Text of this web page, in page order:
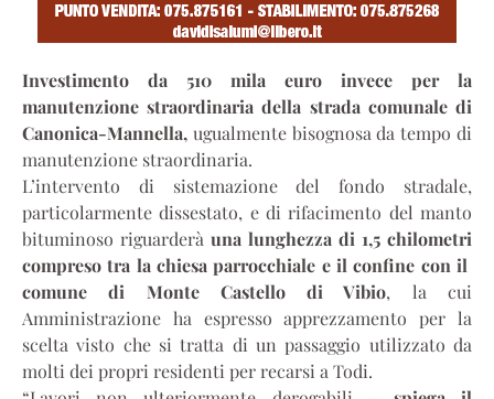
Investimento da 510 mila euro invece per la
manutenzione straordinaria della strada comunale di
Canonica-Mannella, ugualmente bisognosa da tempo di
manutenzione straordinaria.
L’intervento di sistemazione del fondo stradale,
particolarmente dissestato, e di rifacimento del manto
bituminoso riguarderà una lunghezza di 1,5 chilometri
compreso tra la chiesa parrocchiale e il confine con il
comune di Monte Castello di Vibio, la cui
Amministrazione ha espresso apprezzamento per la
scelta visto che si tratta di un passaggio utilizzato da
molti dei propri residenti per recarsi a Todi.